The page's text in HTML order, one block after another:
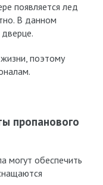
появляется лед
В данном
поэтому
пропанового
могут обеспечить